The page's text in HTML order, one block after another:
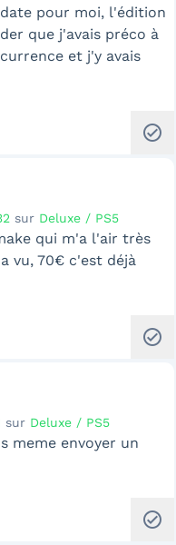
pour moi, l'édition
que j'avais préco à
et j'y avais
check_circle
sur Deluxe / PS5
qui m'a l'air très
vu, 70€ c'est déjà
check_circle
sur Deluxe / PS5
meme envoyer un
check_circle